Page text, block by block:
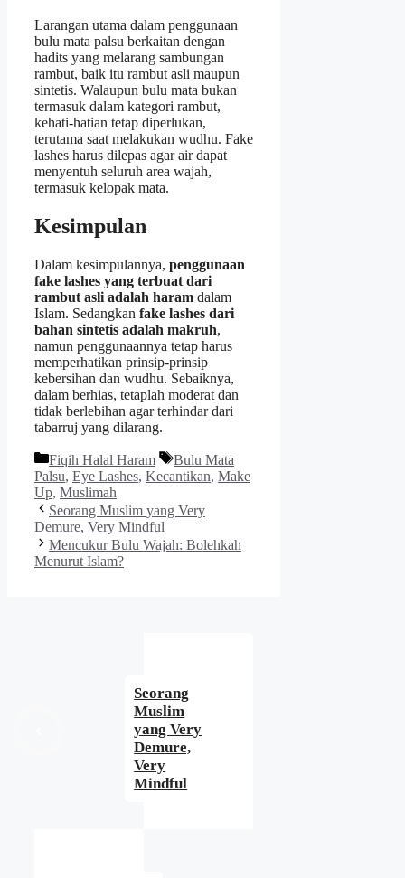
Larangan utama dalam penggunaan
bulu mata palsu berkaitan dengan
hadits yang melarang sambungan
rambut, baik itu rambut asli maupun
sintetis. Walaupun bulu mata bukan
termasuk dalam kategori rambut,
kehati-hatian tetap diperlukan,
terutama saat melakukan wudhu. Fake
lashes harus dilepas agar air dapat
menyentuh seluruh area wajah,
termasuk kelopak mata.
Kesimpulan
Dalam kesimpulannya, penggunaan
fake lashes yang terbuat dari
rambut asli adalah haram dalam
Islam. Sedangkan fake lashes dari
bahan sintetis adalah makruh,
namun penggunaannya tetap harus
memperhatikan prinsip-prinsip
kebersihan dan wudhu. Sebaiknya,
dalam berhias, tetaplah moderat dan
tidak berlebihan agar terhindar dari
tabarruj yang dilarang.
Kategori
Fiqih Halal Haram Tag
Bulu Mata
Palsu, Eye Lashes, Kecantikan, Make
Up, Muslimah
Seorang Muslim yang Very
Demure, Very Mindful
Mencukur Bulu Wajah: Bolehkah
Menurut Islam?
Seorang
Muslim
yang Very
Demure,
Very
Mindful